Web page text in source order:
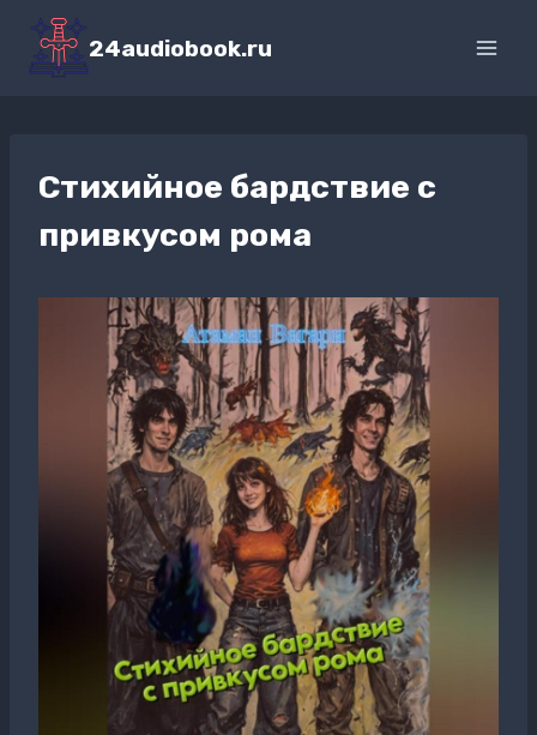
Перейти
содержимому
24audiobook.ru
Стихийное бардствие с
привкусом рома